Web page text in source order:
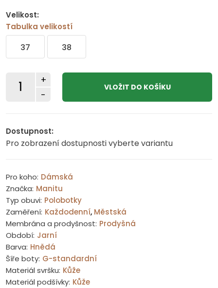
Velikost:
Tabulka velikostí
37 38
-
+
Dostupnost:
Pro zobrazení dostupnosti vyberte variantu
Pro koho: Dámská
Značka: Manitu
Typ obuvi: Polobotky
Zaměření: Každodenní, Městská
Membrána a prodyšnost: Prodyšná
Období: Jarní
Barva: Hnědá
Šíře boty: G-standardní
Materiál svršku: Kůže
Materiál podšívky: Kůže